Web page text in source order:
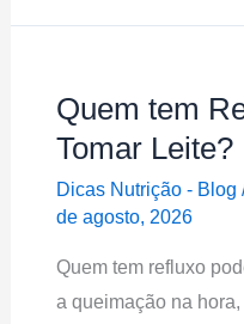
Quem tem
Tomar Leite?
Dicas Nutrição - Blog
de agosto, 2026
Quem tem refluxo
a queimação na
Quem
tem
Pode
Leite?